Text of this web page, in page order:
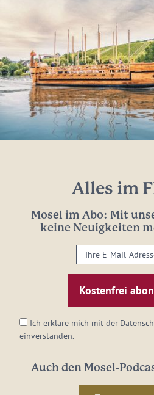
Alles im
Mosel im Abo: Mit
keine Neuigkeiten
Ihre
E-
Mail-
Adresse:
Ich erkläre mich mit der
einverstanden.
Auch den Mosel-